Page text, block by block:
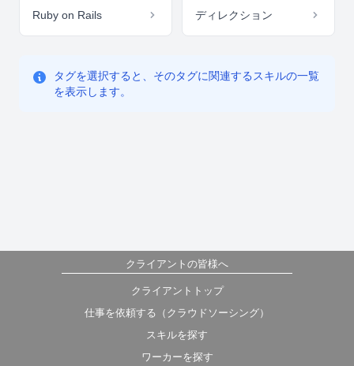
Ruby on Rails ディレクション
タグを選択すると、そのタグに関連するスキルの一覧
を表示します。
クライアントの皆様へ
クライアントトップ
仕事を依頼する（クラウドソーシング）
スキルを探す
ワーカーを探す